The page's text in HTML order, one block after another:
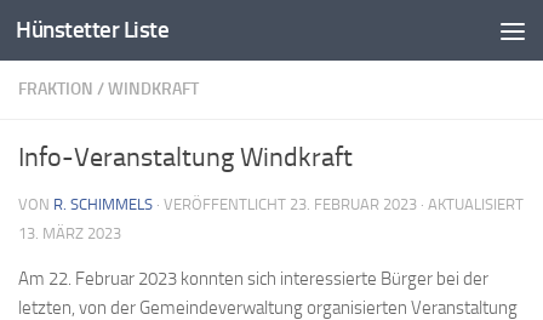
Zum Inhalt springen
Hünstetter Liste
FRAKTION /WINDKRAFT
Info-Veranstaltung Windkraft
VON R. SCHIMMELS · VERÖFFENTLICHT 23. FEBRUAR 2023 · AKTUALISIERT
13. MÄRZ 2023
Am 22. Februar 2023 konnten sich interessierte Bürger bei der
letzten, von der Gemeindeverwaltung organisierten Veranstaltung